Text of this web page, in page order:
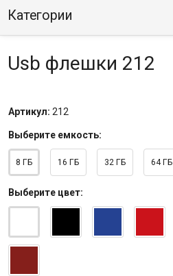
Категории
Usb флешки 212
Артикул: 212
Выберите емкость:
8 ГБ 16 ГБ 32 ГБ 64 ГБ
Выберите цвет: